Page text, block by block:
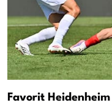
Favorit